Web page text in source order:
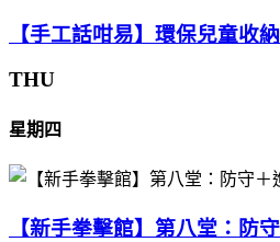
【手工話咁易】環保兒童收
THU
星期四
【新手拳擊館】第八堂：防